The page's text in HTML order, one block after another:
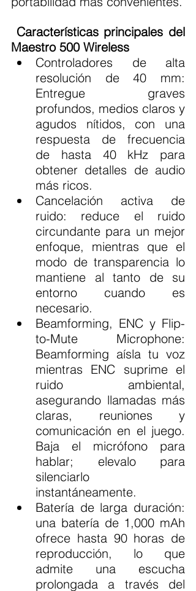
Características principales del
Maestro 500 Wireless
Controladores de alta
resolución de 40 mm:
Entregue graves
profundos, medios claros y
agudos nítidos, con una
respuesta de frecuencia
de hasta 40 kHz para
obtener detalles de audio
más ricos.
Cancelación activa de
ruido: reduce el ruido
circundante para un mejor
enfoque, mientras que el
modo de transparencia lo
mantiene al tanto de su
entorno cuando es
necesario.
Beamforming, ENC y Flip-
to-Mute Microphone:
Beamforming aísla tu voz
mientras ENC suprime el
ruido ambiental,
asegurando llamadas más
claras, reuniones y
comunicación en el juego.
Baja el micrófono para
hablar; elevalo para
silenciarlo
instantáneamente.
Batería de larga duración:
una batería de 1,000 mAh
ofrece hasta 90 horas de
reproducción, lo que
admite una escucha
prolongada a través del